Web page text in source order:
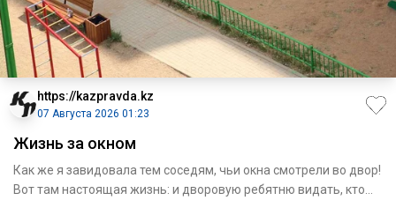
https://kazpravda.kz
07 Августа 2026 01:23
Жизнь за окном
Как же я завидовала тем соседям, чьи окна смотрели во двор!
Вот там настоящая жизнь: и дворовую ребятню видать, кто